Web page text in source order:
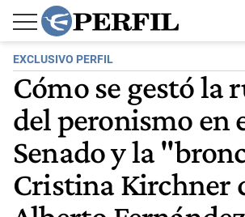
EXCLUSIVO PERFIL
Cómo se gestó la
del peronismo en
Senado y la
Cristina Kirchner